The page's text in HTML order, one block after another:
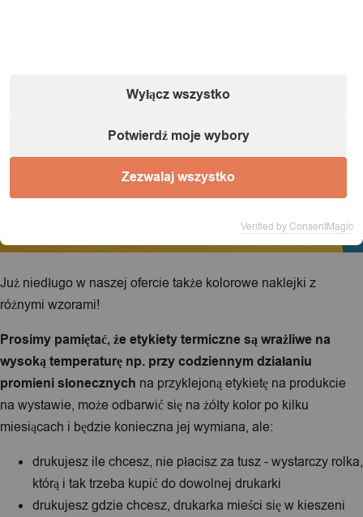
Już niedługo w naszej ofercie także kolorowe naklejki z
różnymi wzorami!
Prosimy pamiętać, że etykiety termiczne są wrażliwe na
wysoką temperaturę np. przy codziennym działaniu
promieni słonecznych na przyklejoną etykietę na produkcie
na wystawie, może odbarwić się na żółty kolor po kilku
miesiącach i będzie konieczna jej wymiana, ale:
drukujesz ile chcesz, nie płacisz za tusz - wystarczy rolka,
którą i tak trzeba kupić do dowolnej drukarki
drukujesz gdzie chcesz, drukarka mieści się w kieszeni
Wyłącz wszystko
Potwierdź moje wybory
Zezwalaj wszystko
Verified by ConsentMagic